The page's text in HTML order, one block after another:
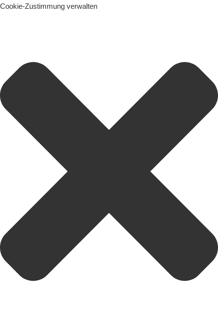
Cookie-Zustimmung verwalten